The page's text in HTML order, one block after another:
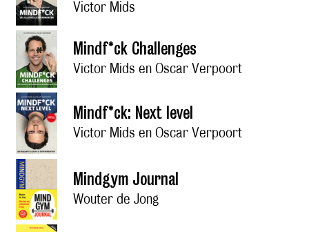
Victor Mids
Mindf*ck Challenges
Victor Mids en Oscar Verpoort
Mindf*ck: Next level
Victor Mids en Oscar Verpoort
Mindgym Journal
Wouter de Jong